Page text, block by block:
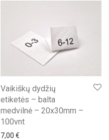
Vaikiškų dydžių
etiketės – balta
medvilnė – 20x30mm –
100vnt
7,00 €